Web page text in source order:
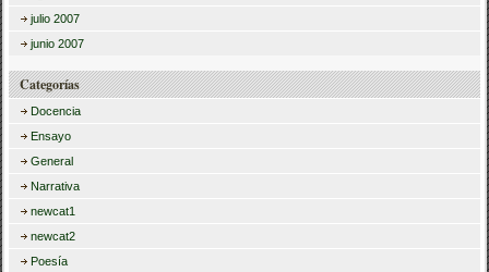
julio 2007
junio 2007
Categorías
Docencia
Ensayo
General
Narrativa
newcat1
newcat2
Poesía